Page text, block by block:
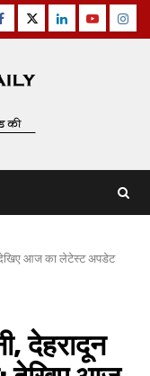
TwitterLinkedinYoutube
देखिए आज का लेटेस्ट अपडेट
देहरादून